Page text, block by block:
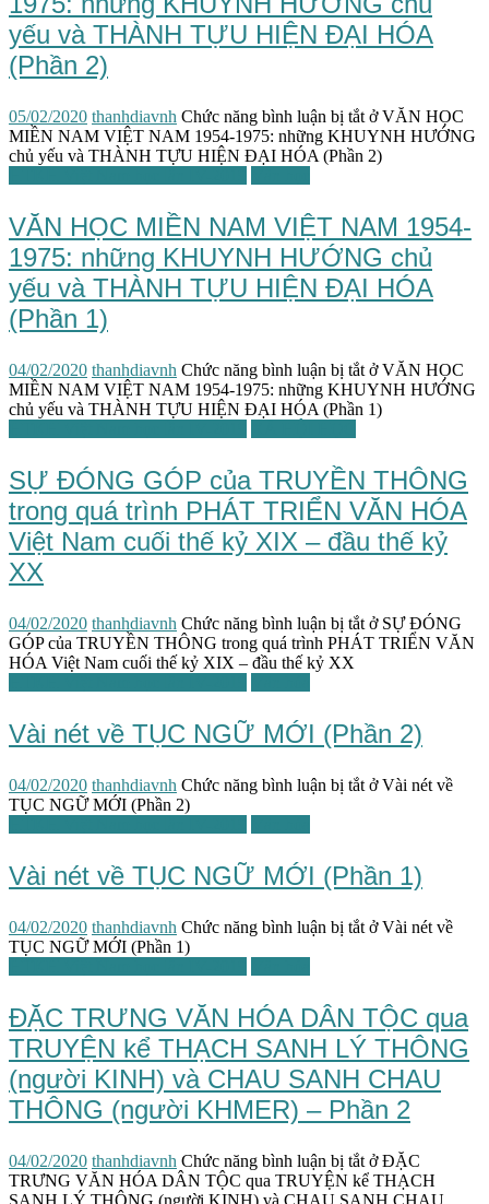
yếu và THÀNH TỰU HIỆN ĐẠI HÓA
(Phần 2)
05/02/2020 thanhdiavnh Chức năng bình luận bị tắt ở VĂN HỌC
MIỀN NAM VIỆT NAM 1954-1975: những KHUYNH HƯỚNG
chủ yếu và THÀNH TỰU HIỆN ĐẠI HÓA (Phần 2)
VĂN HỌC MIỀN NAM VIỆT NAM 1954-
1975: những KHUYNH HƯỚNG chủ
yếu và THÀNH TỰU HIỆN ĐẠI HÓA
(Phần 1)
04/02/2020 thanhdiavnh Chức năng bình luận bị tắt ở VĂN HỌC
MIỀN NAM VIỆT NAM 1954-1975: những KHUYNH HƯỚNG
chủ yếu và THÀNH TỰU HIỆN ĐẠI HÓA (Phần 1)
SỰ ĐÓNG GÓP của TRUYỀN THÔNG
trong quá trình PHÁT TRIỂN VĂN HÓA
Việt Nam cuối thế kỷ XIX – đầu thế kỷ
XX
04/02/2020 thanhdiavnh Chức năng bình luận bị tắt ở SỰ ĐÓNG
GÓP của TRUYỀN THÔNG trong quá trình PHÁT TRIỂN VĂN
HÓA Việt Nam cuối thế kỷ XIX – đầu thế kỷ XX
Vài nét về TỤC NGỮ MỚI (Phần 2)
04/02/2020 thanhdiavnh Chức năng bình luận bị tắt ở Vài nét về
TỤC NGỮ MỚI (Phần 2)
Vài nét về TỤC NGỮ MỚI (Phần 1)
04/02/2020 thanhdiavnh Chức năng bình luận bị tắt ở Vài nét về
TỤC NGỮ MỚI (Phần 1)
ĐẶC TRƯNG VĂN HÓA DÂN TỘC qua
TRUYỆN kể THẠCH SANH LÝ THÔNG
(người KINH) và CHAU SANH CHAU
THÔNG (người KHMER) – Phần 2
04/02/2020 thanhdiavnh Chức năng bình luận bị tắt ở ĐẶC
TRƯNG VĂN HÓA DÂN TỘC qua TRUYỆN kể THẠCH
SANH LÝ THÔNG (người KINH) và CHAU SANH CHAU